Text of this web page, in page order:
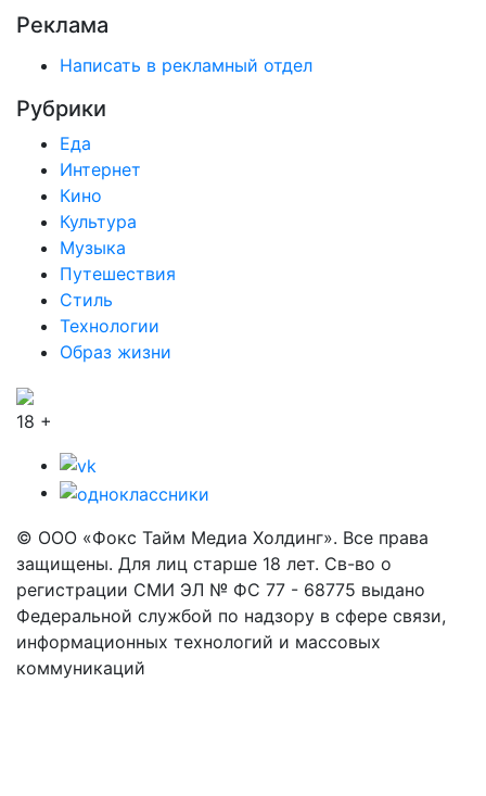
Реклама
Написать в рекламный отдел
Рубрики
Еда
Интернет
Кино
Культура
Музыка
Путешествия
Стиль
Технологии
Образ жизни
18 +
© ООО «Фокс Тайм Медиа Холдинг». Все права
защищены. Для лиц старше 18 лет. Св-во о
регистрации СМИ ЭЛ № ФС 77 - 68775 выдано
Федеральной службой по надзору в сфере связи,
информационных технологий и массовых
коммуникаций